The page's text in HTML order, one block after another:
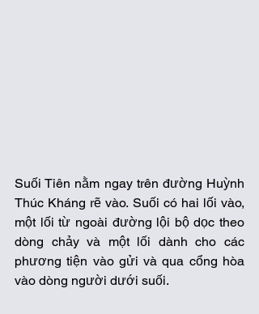
Suối Tiên nằm ngay trên đường Huỳnh
Thúc Kháng rẽ vào. Suối có hai lối vào,
một lối từ ngoài đường lội bộ dọc theo
dòng chảy và một lối dành cho các
phương tiện vào gửi và qua cổng hòa
vào dòng người dưới suối.